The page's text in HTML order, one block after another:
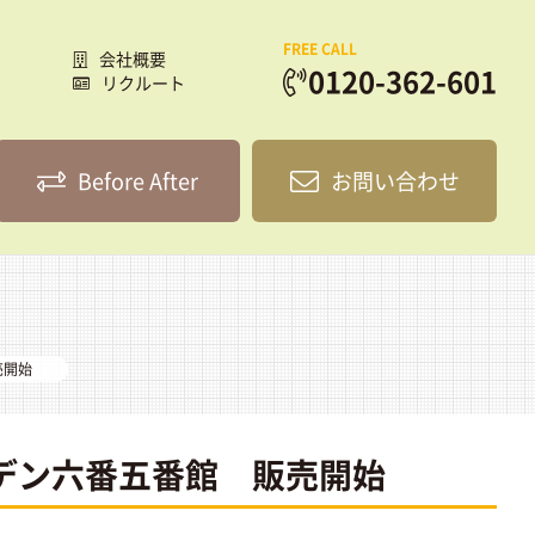
会社概要
リクルート
FREE CALL
0120-362-601
Before After お問い合わせ
始
ン六番五番館 販売開始